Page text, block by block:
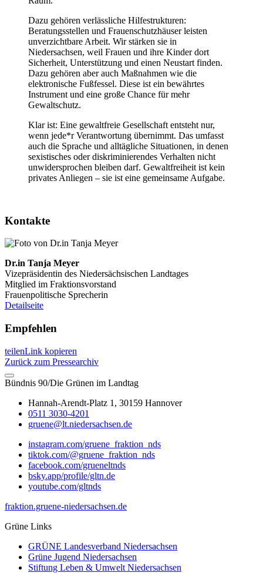
Dazu gehören verlässliche Hilfestrukturen:
Beratungsstellen und Frauenschutzhäuser leisten
unverzichtbare Arbeit. Wir stärken sie in
Niedersachsen, weil Frauen und ihre Kinder dort
Sicherheit, Unterstützung und einen Neustart finden.
Dazu gehören aber auch Maßnahmen wie die
elektronische Fußfessel. Diese ist ein bewährtes
Instrument und eine große Chance für mehr
Gewaltschutz.
Klar ist: Eine gewaltfreie Gesellschaft entsteht nur,
wenn jede*r Verantwortung übernimmt. Das umfasst
auch die Sprache und alltägliche Situationen, in denen
sexistisches oder diskriminierendes Verhalten nicht
unwidersprochen bleiben darf. Gewaltfreiheit ist kein
privates Anliegen – sie ist eine gemeinsame Aufgabe.
Kontakte
Dr.in Tanja Meyer
Vizepräsidentin des Niedersächsischen Landtages
Mitglied im Fraktionsvorstand
Frauenpolitische Sprecherin
Detailseite
Empfehlen
teilenLink kopieren
Zurück zum Pressearchiv
Bündnis 90/Die Grünen im Landtag
Hannah-Arendt-Platz 1, 30159 Hannover
0511 3030-4201
gruene@lt.niedersachsen.de
instagram.com/gruene_fraktion_nds
tiktok.com/@gruene_fraktion_nds
facebook.com/grueneltnds
bsky.app/profile/gltn.de
youtube.com/gltnds
fraktion.gruene-niedersachsen.de
Grüne Links
GRÜNE Landesverband Niedersachsen
Grüne Jugend Niedersachsen
Stiftung Leben & Umwelt Niedersachsen